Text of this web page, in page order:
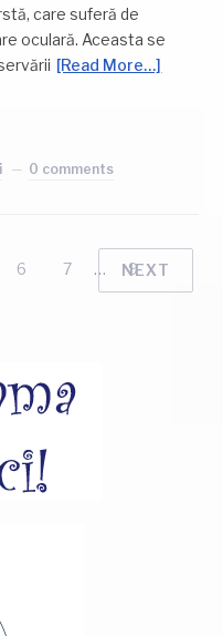
care suferă de
oculară. Aceasta se
[Read More…]
0 comments
6 7 … 9
NEXT